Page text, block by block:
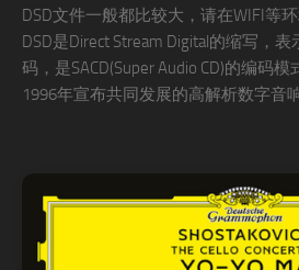
DSD文件一般都比较大，请在WIFI等环
DSD是Direct Stream Digital的缩写，
码，是SACD(Super Audio CD)的编码
1996年宣布共同发展的高解析数字音